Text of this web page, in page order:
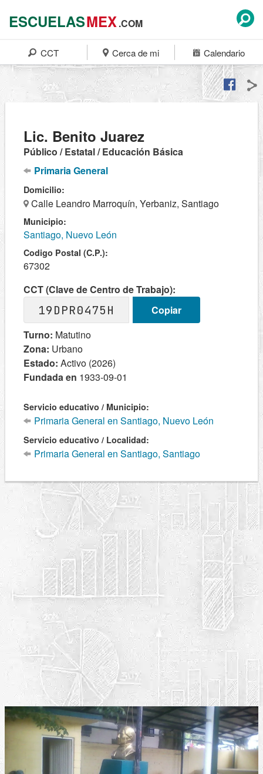
ESCUELASMEX.COM
CCT Cerca de mi Calendario
Lic. Benito Juarez
Público / Estatal / Educación Básica
Primaria General
Domicilio:
Calle Leandro Marroquín, Yerbaniz, Santiago
Municipio:
Santiago, Nuevo León
Codigo Postal (C.P.):
67302
CCT (Clave de Centro de Trabajo):
19DPR0475H
Copiar
Turno: Matutino
Zona: Urbano
Estado: Activo (2026)
Fundada en 1933-09-01
Servicio educativo / Municipio:
Primaria General en Santiago, Nuevo León
Servicio educativo / Localidad:
Primaria General en Santiago, Santiago